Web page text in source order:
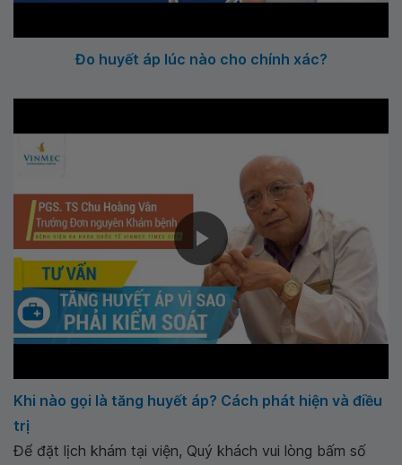
Đo huyết áp lúc nào cho chính xác?
Khi nào gọi là tăng huyết áp? Cách phát hiện và điều
trị
Để đặt lịch khám tại viện, Quý khách vui lòng bấm số